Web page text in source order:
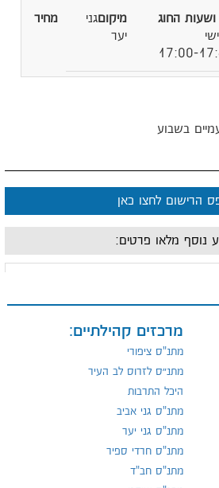
17:00-
גני
יער
בשבוע
הרישום לחצו כאן
נוסף מלאו פרטים:
מרכזים קהילתיים:
מתנ"ס ציפורי
מתנ״ס לזרוס לב העיר
היכל התרבות
מתנ"ס גני אביב
מתנ"ס גני יער
מתנ"ס חרדי ספיר
מתנ"ס חב"ד